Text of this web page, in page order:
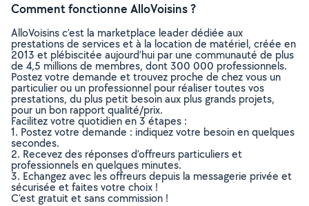
Comment fonctionne AlloVoisins ?
AlloVoisins c’est la marketplace leader dédiée aux
prestations de services et à la location de matériel, créée en
2013 et plébiscitée aujourd’hui par une communauté de plus
de 4,5 millions de membres, dont 300 000 professionnels.
Postez votre demande et trouvez proche de chez vous un
particulier ou un professionnel pour réaliser toutes vos
prestations, du plus petit besoin aux plus grands projets,
pour un bon rapport qualité/prix.
Facilitez votre quotidien en 3 étapes :
1. Postez votre demande : indiquez votre besoin en quelques
secondes.
2. Recevez des réponses d’offreurs particuliers et
professionnels en quelques minutes.
3. Echangez avec les offreurs depuis la messagerie privée et
sécurisée et faites votre choix !
C’est gratuit et sans commission !